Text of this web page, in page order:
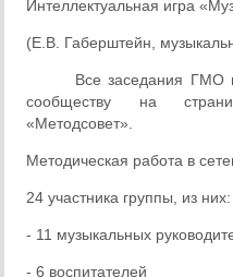
Интеллектуальная игра
(Е.В. Габерштейн,
Все заседания ГМО
сообществу на
«Методсовет».
Методическая работа в
24 участника группы, из них:
- 11 музыкальных
- 6 воспитателей